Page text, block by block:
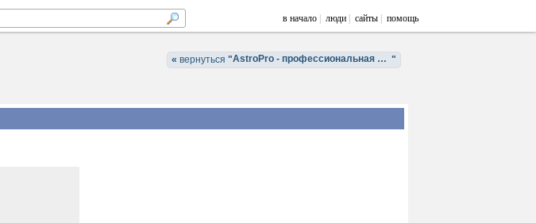
в начало люди сайты помощь
« вернуться " AstroPro - профессиональная астрология. Обучение и консультации. "